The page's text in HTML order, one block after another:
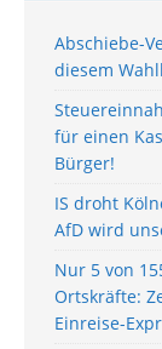
Abschiebe-
diesem
für einen
Bürger!
IS droht
AfD wird
Nur 5 von
Ortskräfte:
Einreise-